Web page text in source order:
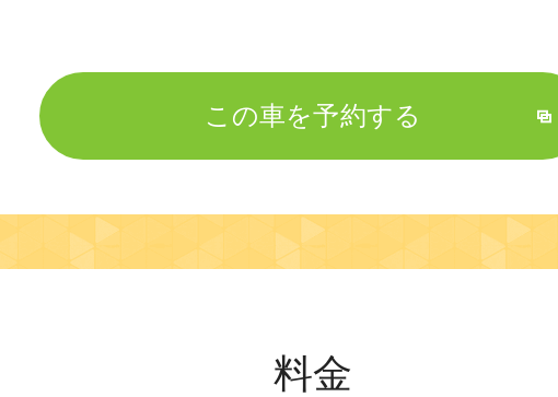
この車を予約する
料金